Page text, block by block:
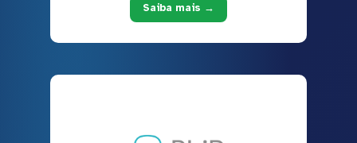
Saiba mais →